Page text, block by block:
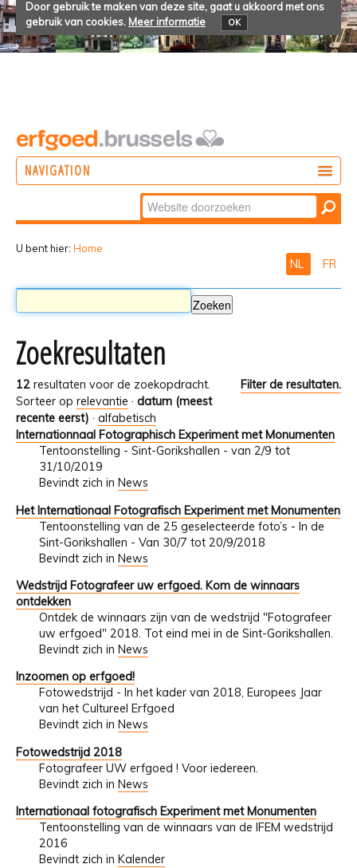
Door gebruik te maken van deze site, gaat u akkoord met ons
gebruik van cookies. Meer informatie OK
NAVIGATION
Zoek
Geavanceerd
U bent hier: Home
NL FR
Zoekresultaten
12 resultaten voor de zoekopdracht.
Filter de resultaten.
Sorteer op relevantie · datum (meest
recente eerst) · alfabetisch
Internationnaal Fotographisch Experiment met Monumenten
Tentoonstelling - Sint-Gorikshallen - van 2/9 tot
31/10/2019
Bevindt zich in News
Het Internationaal Fotografisch Experiment met Monumenten
Tentoonstelling van de 25 geselecteerde foto’s - In de
Sint-Gorikshallen - Van 30/7 tot 20/9/2018
Bevindt zich in News
Wedstrijd Fotografeer uw erfgoed. Kom de winnaars
ontdekken
Ontdek de winnaars zijn van de wedstrijd "Fotografeer
uw erfgoed" 2018. Tot eind mei in de Sint-Gorikshallen.
Bevindt zich in News
Inzoomen op erfgoed!
Fotowedstrijd - In het kader van 2018, Europees Jaar
van het Cultureel Erfgoed
Bevindt zich in News
Fotowedstrijd 2018
Fotografeer UW erfgoed ! Voor iedereen.
Bevindt zich in News
Internationaal fotografisch Experiment met Monumenten
Tentoonstelling van de winnaars van de IFEM wedstrijd
2016
Bevindt zich in Kalender